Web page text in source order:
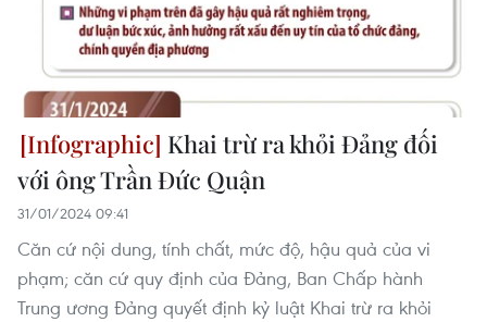
Khai trừ ra khỏi Đảng đối
với ông Trần Đức Quận
31/01/2024 09:41
Căn cứ nội dung, tính chất, mức độ, hậu quả của vi
phạm; căn cứ quy định của Đảng, Ban Chấp hành
Trung ương Đảng quyết định kỷ luật Khai trừ ra khỏi